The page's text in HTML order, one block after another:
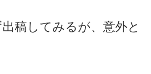
稿してみるが、意外と